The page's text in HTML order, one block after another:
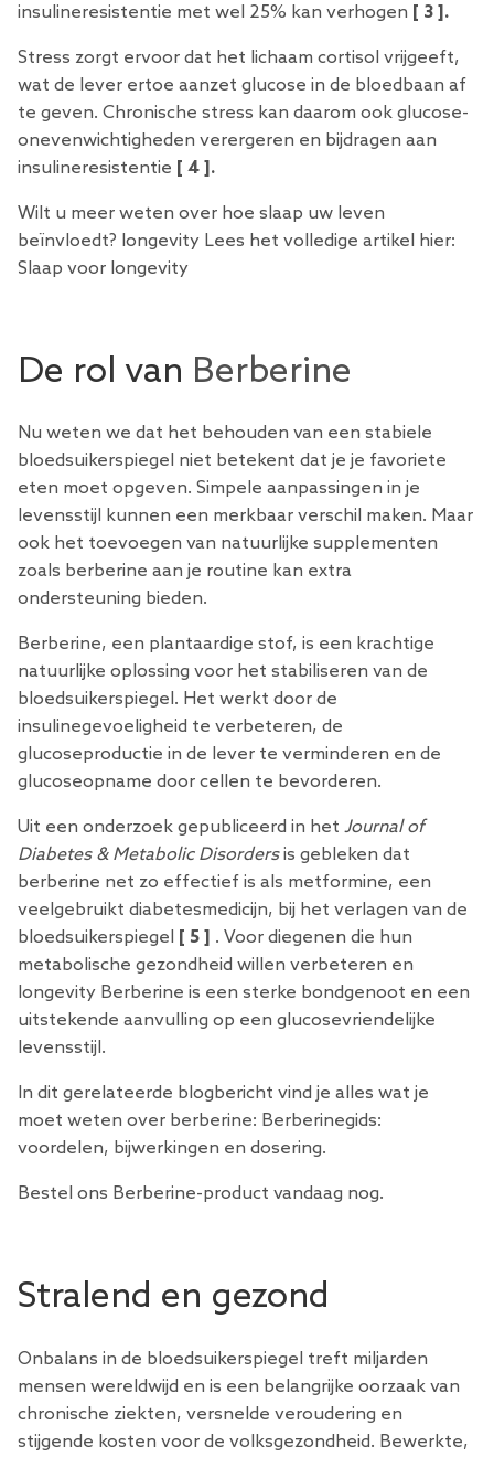
insulineresistentie met wel 25% kan verhogen [ 3 ].
Stress zorgt ervoor dat het lichaam cortisol vrijgeeft,
wat de lever ertoe aanzet glucose in de bloedbaan af
te geven. Chronische stress kan daarom ook glucose-
onevenwichtigheden verergeren en bijdragen aan
insulineresistentie [ 4 ].
Wilt u meer weten over hoe slaap uw leven
beïnvloedt? longevity Lees het volledige artikel hier:
Slaap voor longevity
De rol van Berberine
Nu weten we dat het behouden van een stabiele
bloedsuikerspiegel niet betekent dat je je favoriete
eten moet opgeven. Simpele aanpassingen in je
levensstijl kunnen een merkbaar verschil maken. Maar
ook het toevoegen van natuurlijke supplementen
zoals berberine aan je routine kan extra
ondersteuning bieden.
Berberine, een plantaardige stof, is een krachtige
natuurlijke oplossing voor het stabiliseren van de
bloedsuikerspiegel. Het werkt door de
insulinegevoeligheid te verbeteren, de
glucoseproductie in de lever te verminderen en de
glucoseopname door cellen te bevorderen.
Uit een onderzoek gepubliceerd in het Journal of
Diabetes & Metabolic Disordersis gebleken dat
berberine net zo effectief is als metformine, een
veelgebruikt diabetesmedicijn, bij het verlagen van de
bloedsuikerspiegel [ 5 ] . Voor diegenen die hun
metabolische gezondheid willen verbeteren en
longevity Berberine is een sterke bondgenoot en een
uitstekende aanvulling op een glucosevriendelijke
levensstijl.
In dit gerelateerde blogbericht vind je alles wat je
moet weten over berberine: Berberinegids:
voordelen, bijwerkingen en dosering.
Bestel ons Berberine-product vandaag nog.
Stralend en gezond
Onbalans in de bloedsuikerspiegel treft miljarden
mensen wereldwijd en is een belangrijke oorzaak van
chronische ziekten, versnelde veroudering en
stijgende kosten voor de volksgezondheid. Bewerkte,